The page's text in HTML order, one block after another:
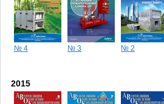
№ 4 № 3 № 2
2015